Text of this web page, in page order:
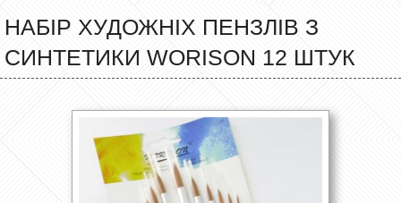
НАБІР ХУДОЖНІХ ПЕНЗЛІВ З
СИНТЕТИКИ WORISON 12 ШТУК